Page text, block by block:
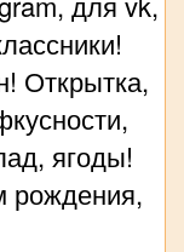
Открытка,
ягоды!
рождения,